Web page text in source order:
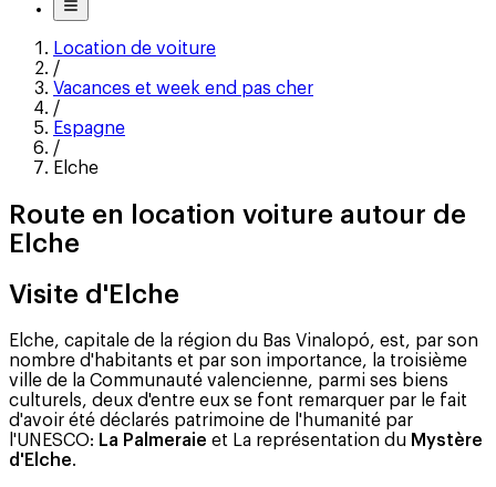
Location de voiture
/
Vacances et week end pas cher
/
Espagne
/
Elche
Route en location voiture autour de
Elche
Visite d'Elche
Elche, capitale de la région du Bas Vinalopó, est, par son
nombre d'habitants et par son importance, la troisième
ville de la Communauté valencienne, parmi ses biens
culturels, deux d'entre eux se font remarquer par le fait
d'avoir été déclarés patrimoine de l'humanité par
l'UNESCO: La Palmeraie et La représentation du Mystère
d'Elche.